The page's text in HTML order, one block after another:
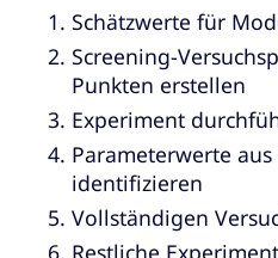
Schätzwerte für
Screening-
Punkten erstellen
Experiment
Parameterwerte
identifizieren
Vollständigen